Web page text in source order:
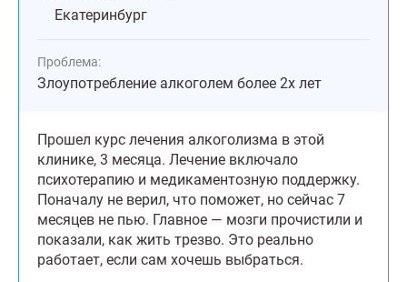
Екатеринбург
Проблема:
Злоупотребление алкоголем более 2х лет
Прошел курс лечения алкоголизма в этой
клинике, 3 месяца. Лечение включало
психотерапию и медикаментозную поддержку.
Поначалу не верил, что поможет, но сейчас 7
месяцев не пью. Главное — мозги прочистили и
показали, как жить трезво. Это реально
работает, если сам хочешь выбраться.